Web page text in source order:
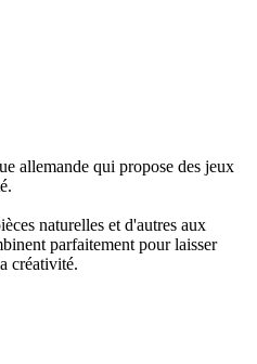
allemande qui propose des jeux
naturelles et d'autres aux
parfaitement pour laisser
créativité.